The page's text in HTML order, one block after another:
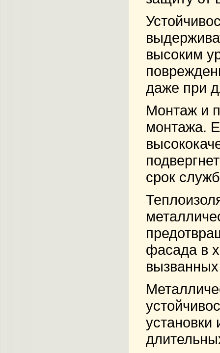
высоким
даже при
Монтаж и
монтажа.
срок
фасада в